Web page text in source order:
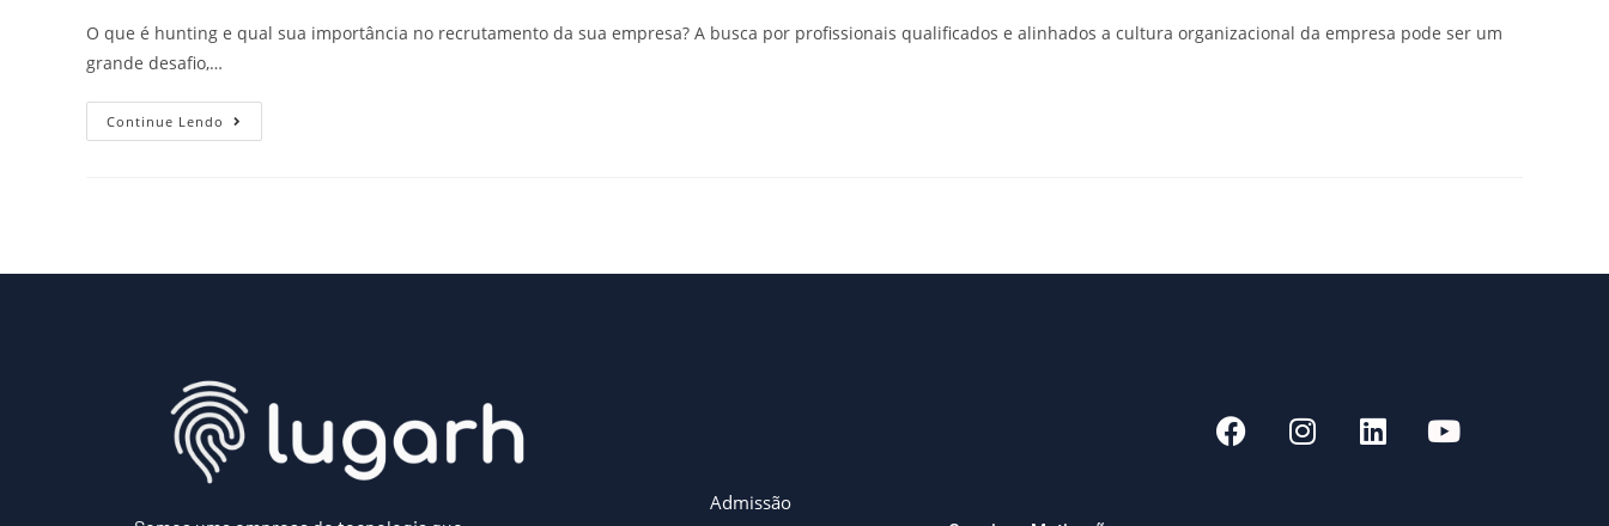
O que é hunting e qual sua importância no recrutamento da sua empresa? A busca por profissionais qualificados e alinhados a cultura organizacional da empresa pode ser um
grande desafio,…
Continue Lendo
Admissão